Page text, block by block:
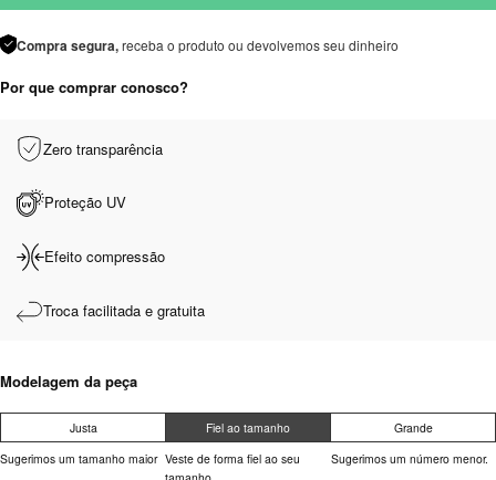
Compra segura,receba o produto ou devolvemos seu dinheiro
Por que comprar conosco?
Zero transparência
Proteção UV
Efeito compressão
Troca facilitada e gratuita
Modelagem da peça
Justa Fiel ao tamanho
Grande
Sugerimos um tamanho maior Veste de forma fiel ao seu
Sugerimos um número menor.